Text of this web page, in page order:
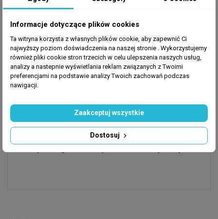
- informacja o źle założonej włókninie,
- informacja że włóknina się skończyła,
Regulowane uchwyty pozwalają na montaż do
otworów przelotowych od 94mm do 108mm. Rolka
wystarcza od 1-2 miesięcy w zależności od ustawień
i zanieczyszczenia zbiornika. Standardowy wymiar
rolki to około 10cm x 40mb, max przepływ przez roller
Wymiary całkowite – 18x12x39 cm. W zestawie
Informacje dotyczące plików cookies
Ta witryna korzysta z własnych plików cookie, aby zapewnić Ci
najwyższy poziom doświadczenia na naszej stronie . Wykorzystujemy
również pliki cookie stron trzecich w celu ulepszenia naszych usług,
analizy a nastepnie wyświetlania reklam związanych z Twoimi
preferencjami na podstawie analizy Twoich zachowań podczas
nawigacji.
Dostosuj
Zaakceptuj wszystkie